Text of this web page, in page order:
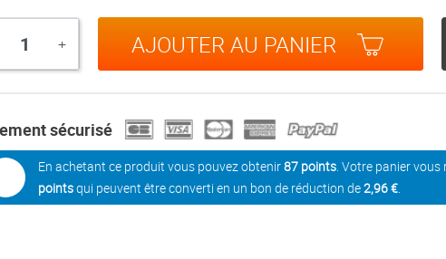
+ AJOUTER AU PANIER
sécurisé
En achetant ce produit vous pouvez obtenir87 points. Votre panier vous
pointsqui peuvent être converti en un bon de réduction de2,96 €.